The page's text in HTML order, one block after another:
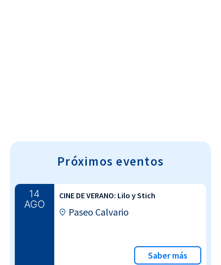
Próximos eventos
14
AGO
CINE DE VERANO: Lilo y Stich
Paseo Calvario
Saber más